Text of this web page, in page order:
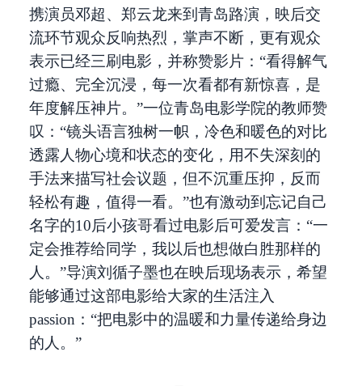
携演员邓超、郑云龙来到青岛路演，映后交
流环节观众反响热烈，掌声不断，更有观众
表示已经三刷电影，并称赞影片：“看得解气
过瘾、完全沉浸，每一次看都有新惊喜，是
年度解压神片。”一位青岛电影学院的教师赞
叹：“镜头语言独树一帜，冷色和暖色的对比
透露人物心境和状态的变化，用不失深刻的
手法来描写社会议题，但不沉重压抑，反而
轻松有趣，值得一看。”也有激动到忘记自己
名字的10后小孩哥看过电影后可爱发言：“一
定会推荐给同学，我以后也想做白胜那样的
人。”导演刘循子墨也在映后现场表示，希望
能够通过这部电影给大家的生活注入
passion：“把电影中的温暖和力量传递给身边
的人。”